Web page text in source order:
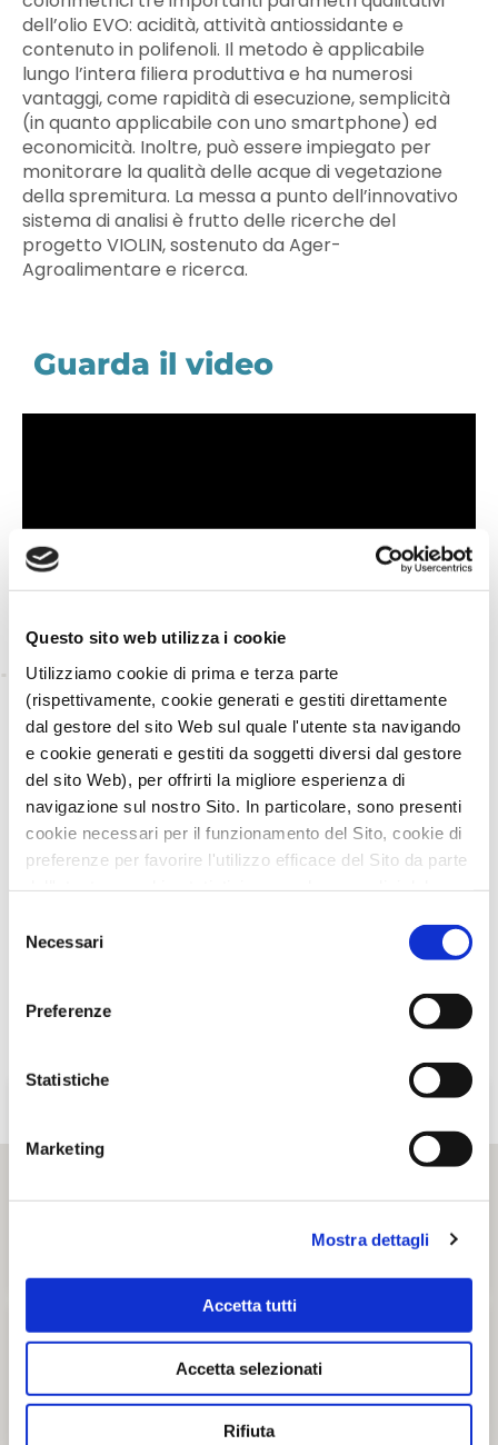
Questo sito web utilizza i cookie
Utilizziamo cookie di prima e terza parte
(rispettivamente, cookie generati e gestiti direttamente
dal gestore del sito Web sul quale l'utente sta navigando
e cookie generati e gestiti da soggetti diversi dal gestore
del sito Web), per offrirti la migliore esperienza di
navigazione sul nostro Sito. In particolare, sono presenti
cookie necessari per il funzionamento del Sito, cookie di
preferenze per favorire l'utilizzo efficace del Sito da parte
categorie di cookie accettare.
Per maggiori informazioni, consulta le nostre pagine
delNecessari
Preferenze
Statistiche
Marketing
Mostra dettagli
Accetta tutti
Accetta selezionati
Rifiuta
dell’olio EVO: acidità, attività antiossidante e
contenuto in polifenoli. Il metodo è applicabile
lungo l’intera filiera produttiva e ha numerosi
vantaggi, come rapidità di esecuzione, semplicità
(in quanto applicabile con uno smartphone) ed
economicità. Inoltre, può essere impiegato per
monitorare la qualità delle acque di vegetazione
della spremitura. La messa a punto dell’innovativo
sistema di analisi è frutto delle ricerche del
progetto VIOLIN, sostenuto da Ager-
Agroalimentare e ricerca.
Guarda il video
TORNA INDIETRO
TI È PIACIUTO IL POST?CONDIVIDI!